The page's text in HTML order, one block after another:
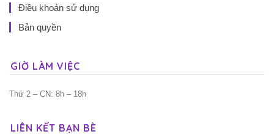
Điều khoản sử dụng
Bản quyền
GIỜ LÀM VIỆC
Thứ 2 – CN: 8h – 18h
LIÊN KẾT BẠN BÈ